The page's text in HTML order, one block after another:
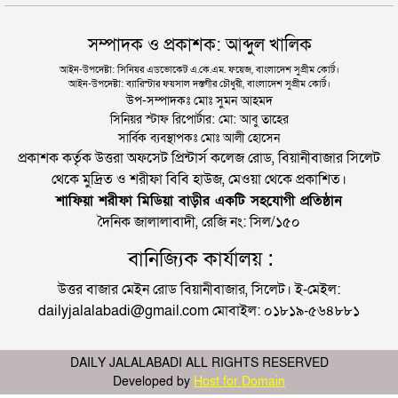
সম্পাদক ও প্রকাশক: আব্দুল খালিক
আইন-উপদেষ্টা: সিনিয়র এডভোকেট এ.কে.এম. ফয়েজ, বাংলাদেশ সুপ্রীম কোর্ট।
আইন-উপদেষ্টা: ব্যারিস্টার ফয়সাল দস্তগীর চৌধুরী, বাংলাদেশ সুপ্রীম কোর্ট।
উপ-সম্পাদকঃ মোঃ সুমন আহমদ
সিনিয়র স্টাফ রিপোর্টার: মো: আবু তাহের
সার্বিক ব্যবস্থাপকঃ মোঃ আলী হোসেন
প্রকাশক কর্তৃক উত্তরা অফসেট প্রিন্টার্স কলেজ রোড, বিয়ানীবাজার সিলেট
থেকে মুদ্রিত ও শরীফা বিবি হাউজ, মেওয়া থেকে প্রকাশিত।
শাফিয়া শরীফা মিডিয়া বাড়ীর একটি সহযোগী প্রতিষ্ঠান
দৈনিক জালালাবাদী, রেজি নং: সিল/১৫০
বানিজ্যিক কার্যালয় :
উত্তর বাজার মেইন রোড বিয়ানীবাজার, সিলেট। ই-মেইল:
dailyjalalabadi@gmail.com মোবাইল: ০১৮১৯-৫৬৪৮৮১
DAILY JALALABADI ALL RIGHTS RESERVED
Developed by Host for Domain